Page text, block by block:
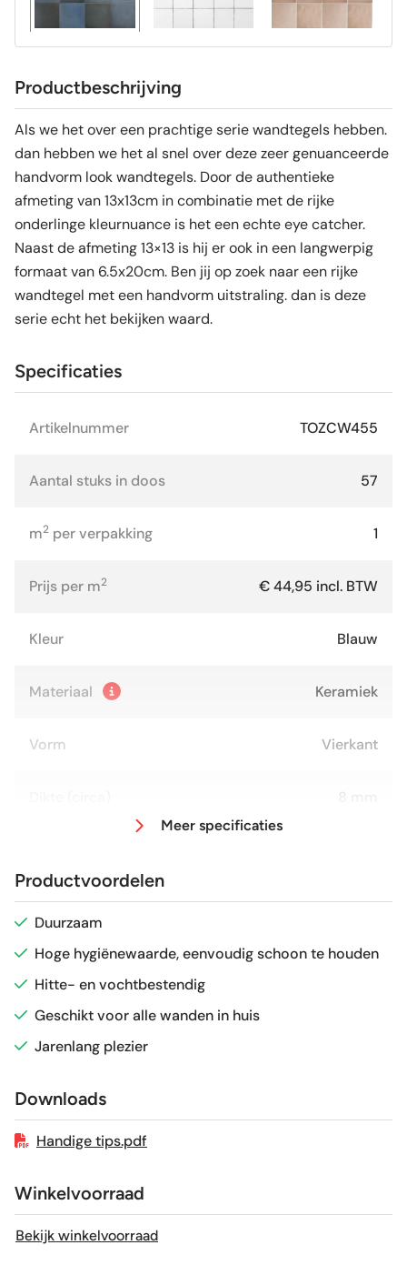
Productbeschrijving
Als we het over een prachtige serie wandtegels hebben.
dan hebben we het al snel over deze zeer genuanceerde
handvorm look wandtegels. Door de authentieke
afmeting van 13x13cm in combinatie met de rijke
onderlinge kleurnuance is het een echte eye catcher.
Naast de afmeting 13×13 is hij er ook in een langwerpig
formaat van 6.5x20cm. Ben jij op zoek naar een rijke
wandtegel met een handvorm uitstraling. dan is deze
serie echt het bekijken waard.
Specificaties
Artikelnummer TOZCW455
Aantal stuks in doos 57
m2 per verpakking 1
Prijs per m2 € 44,95 incl. BTW
Kleur Blauw
Materiaal Keramiek
Vorm Vierkant
Glans / Mat Mat
Gerectificeerd Nee
Vorstbestendig
Meer specificaties
Productvoordelen
Duurzaam
Hoge hygiënewaarde, eenvoudig schoon te houden
Hitte- en vochtbestendig
Geschikt voor alle wanden in huis
Jarenlang plezier
Downloads
Handige tips.pdf
Winkelvoorraad
Bekijk winkelvoorraad